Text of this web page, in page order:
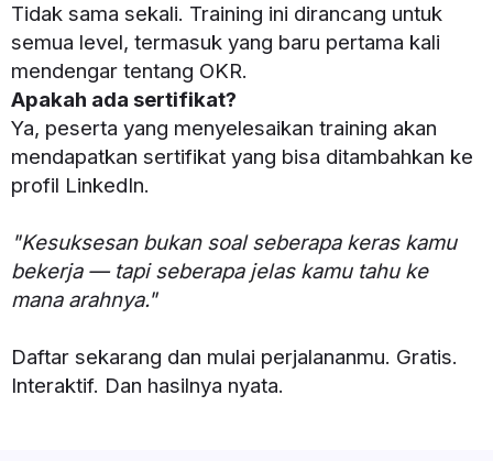
Tidak sama sekali. Training ini dirancang untuk
semua level, termasuk yang baru pertama kali
mendengar tentang OKR.
Apakah ada sertifikat?
Ya, peserta yang menyelesaikan training akan
mendapatkan sertifikat yang bisa ditambahkan ke
profil LinkedIn.
"Kesuksesan bukan soal seberapa keras kamu
bekerja — tapi seberapa jelas kamu tahu ke
mana arahnya."
Daftar sekarang dan mulai perjalananmu. Gratis.
Interaktif. Dan hasilnya nyata.